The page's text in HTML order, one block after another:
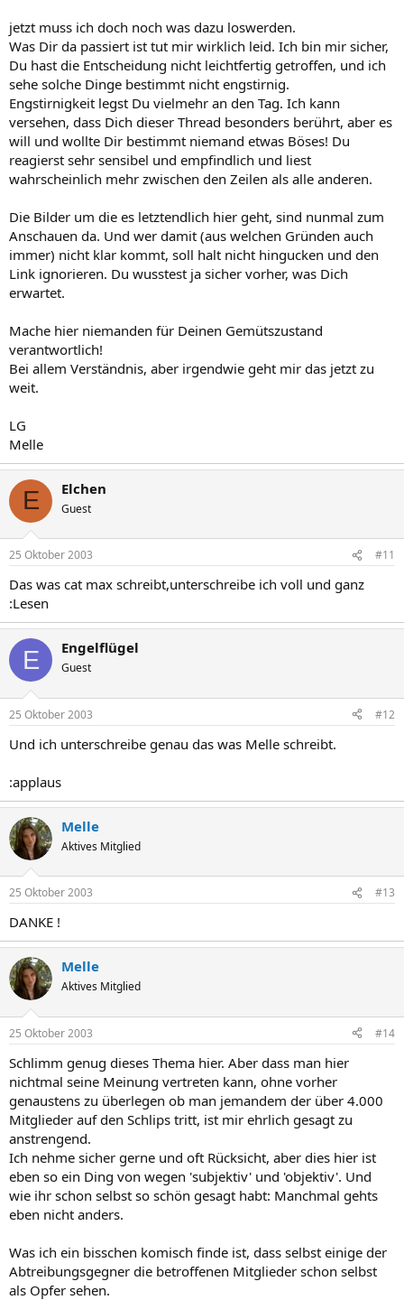
jetzt muss ich doch noch was dazu loswerden.
Was Dir da passiert ist tut mir wirklich leid. Ich bin mir sicher,
Du hast die Entscheidung nicht leichtfertig getroffen, und ich
sehe solche Dinge bestimmt nicht engstirnig.
Engstirnigkeit legst Du vielmehr an den Tag. Ich kann
versehen, dass Dich dieser Thread besonders berührt, aber es
will und wollte Dir bestimmt niemand etwas Böses! Du
reagierst sehr sensibel und empfindlich und liest
wahrscheinlich mehr zwischen den Zeilen als alle anderen.
Die Bilder um die es letztendlich hier geht, sind nunmal zum
Anschauen da. Und wer damit (aus welchen Gründen auch
immer) nicht klar kommt, soll halt nicht hingucken und den
Link ignorieren. Du wusstest ja sicher vorher, was Dich
erwartet.
Mache hier niemanden für Deinen Gemütszustand
verantwortlich!
Bei allem Verständnis, aber irgendwie geht mir das jetzt zu
weit.
LG
Melle
E Elchen
Guest
25 Oktober 2003 #11
Das was cat max schreibt,unterschreibe ich voll und ganz
:Lesen
E Engelflügel
Guest
25 Oktober 2003 #12
Und ich unterschreibe genau das was Melle schreibt.
:applaus
Melle
Aktives Mitglied
25 Oktober 2003 #13
DANKE !
Melle
Aktives Mitglied
25 Oktober 2003 #14
Schlimm genug dieses Thema hier. Aber dass man hier
nichtmal seine Meinung vertreten kann, ohne vorher
genaustens zu überlegen ob man jemandem der über 4.000
Mitglieder auf den Schlips tritt, ist mir ehrlich gesagt zu
anstrengend.
Ich nehme sicher gerne und oft Rücksicht, aber dies hier ist
eben so ein Ding von wegen 'subjektiv' und 'objektiv'. Und
wie ihr schon selbst so schön gesagt habt: Manchmal gehts
eben nicht anders.
Was ich ein bisschen komisch finde ist, dass selbst einige der
Abtreibungsgegner die betroffenen Mitglieder schon selbst
als Opfer sehen.